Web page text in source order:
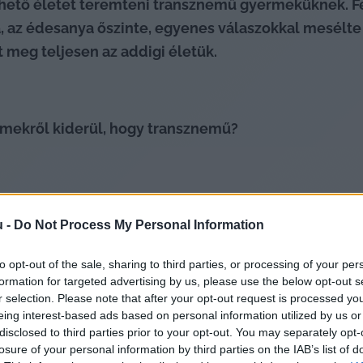
- Do Not Process My Personal Information
opt-out of the sale, sharing to third parties, or processing of your
for targeted advertising by us, please use the below opt-out
selection. Please note that after your opt-out request is processed
interest-based ads based on personal information utilized by us
to third parties prior to your opt-out. You may separately
of your personal information by third parties on the IAB’s list of
életet teremteni transznemű gyermeküknek.
édesanya őszinte, egyenes válaszokkal
meg teljesen az addigi életük.
kiderül, hogy transznemű?
olyan, mintha fenekestül felfordítottak volna
utána egy iskolai botrány kapcsán tudta meg az
hoznunk. Az apja első reakciója és az enyém is
hogy nagyon sok kétségünk volt, nagyon sok